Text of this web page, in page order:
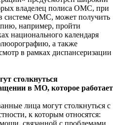
владелец полиса ОМС, при
ОМС, может получить
например, пройти
национального календаря
а также
в рамках диспансеризации
столкнуться
в МО, которое работает
лица могут столкнуться с
к которым относятся:
связанной с проблемами